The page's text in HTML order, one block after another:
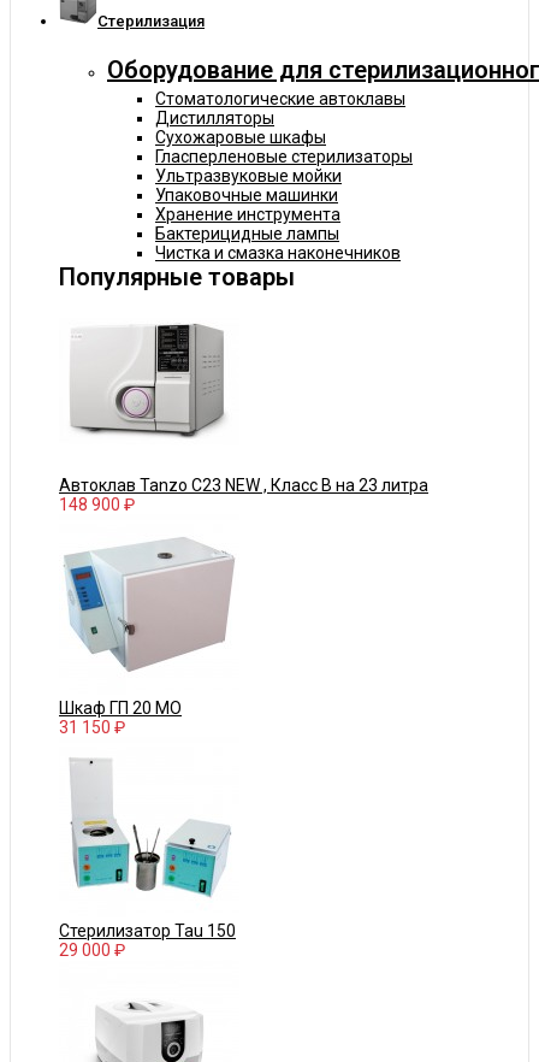
Cтерилизация
Оборудование для
Стоматологические автоклавы
Дистилляторы
Сухожаровые шкафы
Гласперленовые стерилизаторы
Ультразвуковые мойки
Упаковочные машинки
Хранение инструмента
Бактерицидные лампы
Чистка и смазка наконечников
Популярные товары
Автоклав Tanzo C23 NEW , Класс В на 23 литра
148 900 ₽
Шкаф ГП 20 МО
31 150 ₽
Стерилизатор Tau 150
29 000 ₽